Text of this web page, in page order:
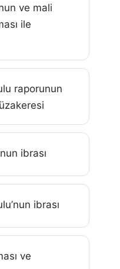
ve mali
ile
raporunun
ibrası
ibrası
ve